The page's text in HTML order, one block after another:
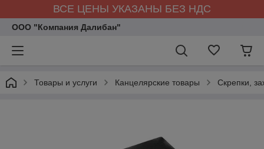
ВСЕ ЦЕНЫ УКАЗАНЫ БЕЗ НДС
ООО "Компания Далибан"
Товары и услуги Канцелярские товары Скрепки,